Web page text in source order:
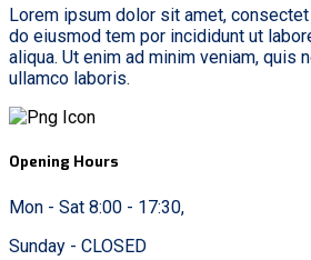
Lorem ipsum dolor sit amet,
do eiusmod tem por incididunt ut
aliqua. Ut enim ad minim veniam, quis
ullamco laboris.
Opening Hours
Mon - Sat 8:00 - 17:30,
Sunday - CLOSED